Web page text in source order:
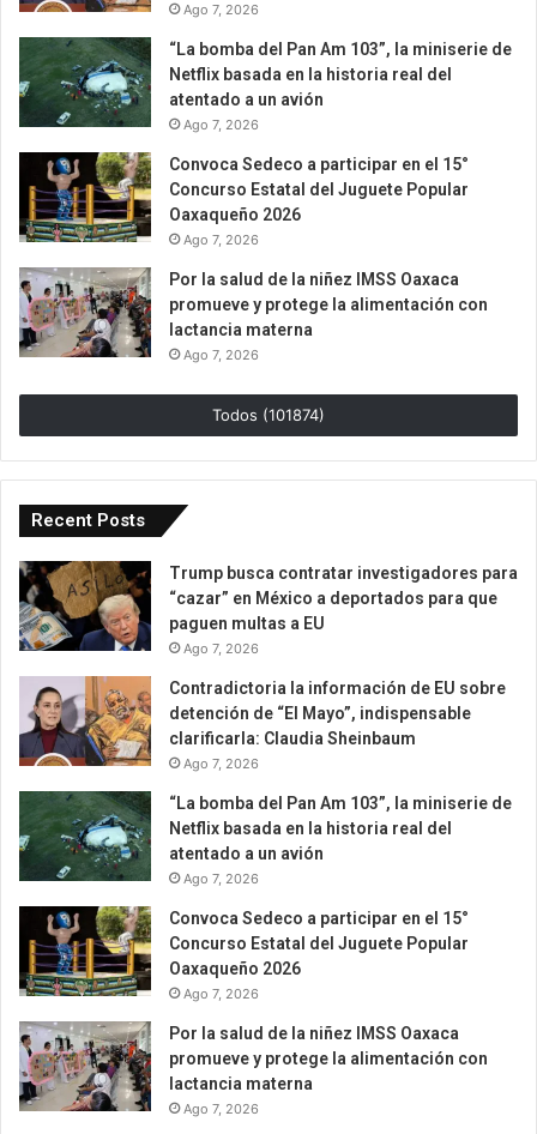
Ago 7, 2026
“La bomba del Pan Am 103”, la miniserie de
Netflix basada en la historia real del
atentado a un avión
Ago 7, 2026
Convoca Sedeco a participar en el 15°
Concurso Estatal del Juguete Popular
Oaxaqueño 2026
Ago 7, 2026
Por la salud de la niñez IMSS Oaxaca
promueve y protege la alimentación con
lactancia materna
Ago 7, 2026
Todos (101874)
Recent Posts
Trump busca contratar investigadores para
“cazar” en México a deportados para que
paguen multas a EU
Ago 7, 2026
Contradictoria la información de EU sobre
detención de “El Mayo”, indispensable
clarificarla: Claudia Sheinbaum
Ago 7, 2026
“La bomba del Pan Am 103”, la miniserie de
Netflix basada en la historia real del
atentado a un avión
Ago 7, 2026
Convoca Sedeco a participar en el 15°
Concurso Estatal del Juguete Popular
Oaxaqueño 2026
Ago 7, 2026
Por la salud de la niñez IMSS Oaxaca
promueve y protege la alimentación con
lactancia materna
Ago 7, 2026